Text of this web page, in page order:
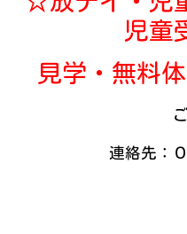
児童
見学・無料
連絡先：